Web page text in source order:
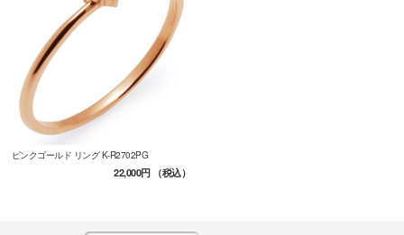
ピンクゴールド リング K-R2702PG
22,000円（税込）